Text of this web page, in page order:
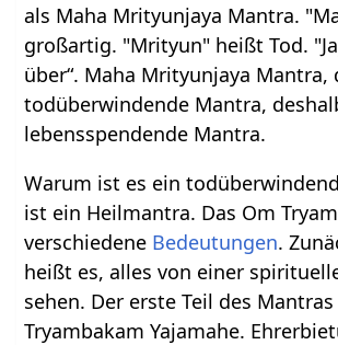
als Maha Mrityunjaya Mantra.
großartig. "Mrityun" heißt Tod.
über“. Maha Mrityunjaya Mantra,
todüberwindende Mantra,
lebensspendende Mantra.
Warum ist es ein
ist ein Heilmantra. Das Om
verschiedene Bedeutungen.
heißt es, alles von einer
sehen. Der erste Teil des Mantras
Tryambakam Yajamahe.